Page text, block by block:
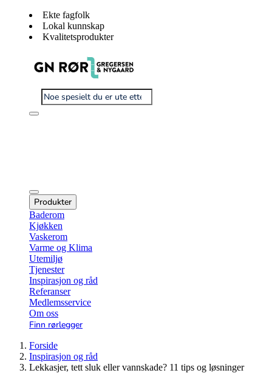
Ekte fagfolk
Lokal kunnskap
Kvalitetsprodukter
Produkter
Baderom
Kjøkken
Vaskerom
Varme og Klima
Utemiljø
Tjenester
Inspirasjon og råd
Referanser
Medlemsservice
Om oss
Finn rørlegger
Forside
Inspirasjon og råd
Lekkasjer, tett sluk eller vannskade? 11 tips og løsninger